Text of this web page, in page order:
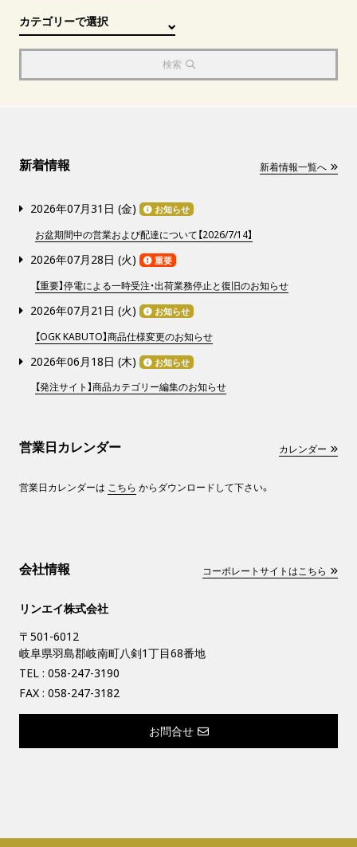
検索
新着情報 新着情報一覧へ
2026年07月31日 (金) お知らせ
お盆期間中の営業および配達について【2026/7/14】
2026年07月28日 (火) 重要
【重要】停電による一時受注・出荷業務停止と復旧のお知らせ
2026年07月21日 (火) お知らせ
【OGK KABUTO】商品仕様変更のお知らせ
2026年06月18日 (木) お知らせ
【発注サイト】商品カテゴリー編集のお知らせ
営業日カレンダー カレンダー
営業日カレンダーは こちら からダウンロードして下さい。
会社情報 コーポレートサイトはこちら
リンエイ株式会社
〒501-6012
岐阜県羽島郡岐南町八剣1丁目68番地
TEL : 058-247-3190
FAX : 058-247-3182
お問合せ